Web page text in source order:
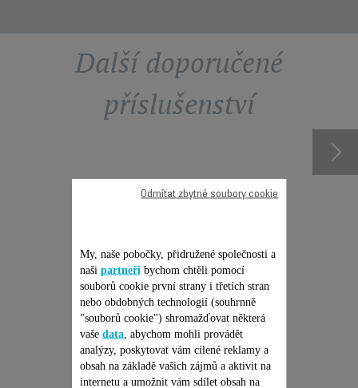
Další doporučené
příslušenství
NŮŽ CS-00134267
Inovační
K dispozici na skladě.
My, naše pobočky, přidružené společnosti a
naši partneři bychom chtěli pomocí
souborů cookie první strany i třetích stran
nebo obdobných technologií (souhrnně
"souborů cookie") shromažďovat některá
vaše data, abychom mohli provádět
analýzy, poskytovat vám cílené reklamy a
obsah na základě vašich zájmů a aktivit na
internetu a umožnit vám sdílet obsah na
Odmítat zbytné soubory cookie